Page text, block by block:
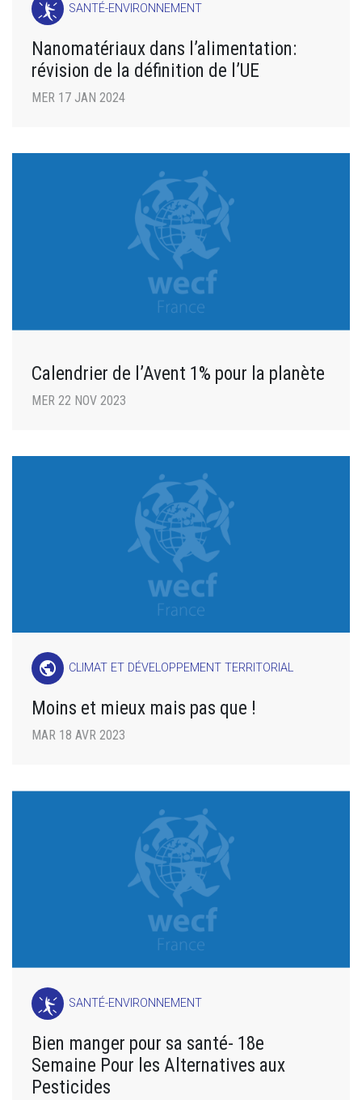
SANTÉ-ENVIRONNEMENT
Nanomatériaux dans l’alimentation:
révision de la définition de l’UE
MER 17 JAN 2024
Calendrier de l’Avent 1% pour la planète
MER 22 NOV 2023
public CLIMAT ET DÉVELOPPEMENT TERRITORIAL
Moins et mieux mais pas que !
MAR 18 AVR 2023
SANTÉ-ENVIRONNEMENT
Bien manger pour sa santé- 18e
Semaine Pour les Alternatives aux
Pesticides